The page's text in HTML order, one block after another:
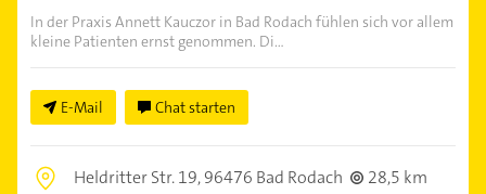
In der Praxis Annett Kauczor in Bad Rodach fühlen sich vor allem
kleine Patienten ernst genommen. Di...
E-Mail Chat starten
Heldritter Str. 19,96476 Bad Rodach
28,5 km